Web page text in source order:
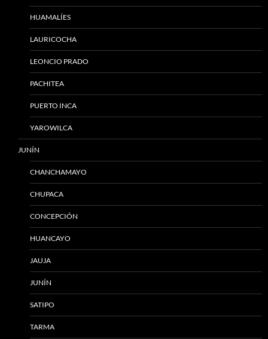
HUAMALÍES
LAURICOCHA
LEONCIO PRADO
PACHITEA
PUERTO INCA
YAROWILCA
JUNÍN
CHANCHAMAYO
CHUPACA
CONCEPCIÓN
HUANCAYO
JAUJA
JUNÍN
SATIPO
TARMA